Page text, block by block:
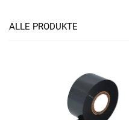
Eigenschaften und
Kennzeichnung für
Die Heißprägfolie
Material, das auf die
ALLE PRODUKTE